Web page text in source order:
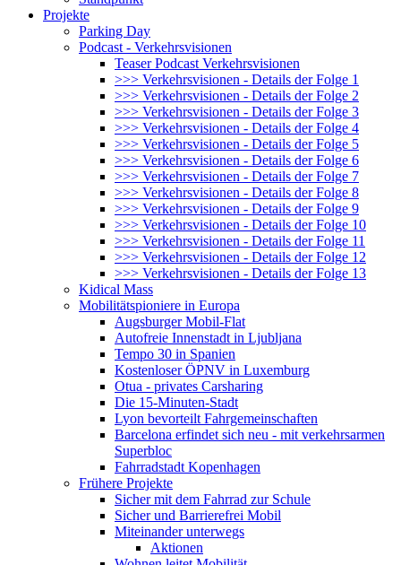
Projekte
Parking Day
Podcast - Verkehrsvisionen
Teaser Podcast Verkehrsvisionen
>>> Verkehrsvisionen - Details der Folge 1
>>> Verkehrsvisionen - Details der Folge 2
>>> Verkehrsvisionen - Details der Folge 3
>>> Verkehrsvisionen - Details der Folge 4
>>> Verkehrsvisionen - Details der Folge 5
>>> Verkehrsvisionen - Details der Folge 6
>>> Verkehrsvisionen - Details der Folge 7
>>> Verkehrsvisionen - Details der Folge 8
>>> Verkehrsvisionen - Details der Folge 9
>>> Verkehrsvisionen - Details der Folge 10
>>> Verkehrsvisionen - Details der Folge 11
>>> Verkehrsvisionen - Details der Folge 12
>>> Verkehrsvisionen - Details der Folge 13
Kidical Mass
Mobilitätspioniere in Europa
Augsburger Mobil-Flat
Autofreie Innenstadt in Ljubljana
Tempo 30 in Spanien
Kostenloser ÖPNV in Luxemburg
Otua - privates Carsharing
Die 15-Minuten-Stadt
Lyon bevorteilt Fahrgemeinschaften
Barcelona erfindet sich neu - mit verkehrsarmen
Superbloc
Fahrradstadt Kopenhagen
Frühere Projekte
Sicher mit dem Fahrrad zur Schule
Sicher und Barrierefrei Mobil
Miteinander unterwegs
Aktionen